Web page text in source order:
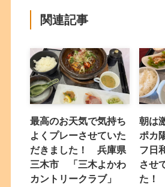
関連記事
最高のお天気で気持ち
よくプレーさせていた
だきました！ 兵庫県
三木市 「三木よかわ
カントリークラブ」
朝は
ポカ
フ日
させ
た！